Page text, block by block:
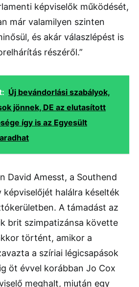
képviselők működését,
már valamilyen szinten
és akár válaszlépést is
részéről.”
Új bevándorlási szabályok,
jönnek, DE az elutasított
így is az Egyesült
David Amesst, a Southend
halálra késelték
A támadást az
brit szimpatizánsa követte
történt, amikor a
a szíriai légicsapások
öt évvel korábban Jo Cox
meghalt, miután egy